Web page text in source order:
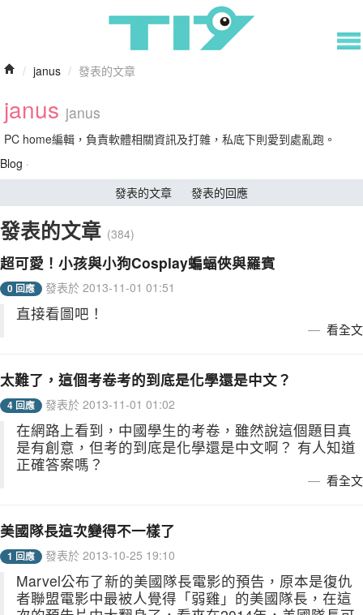
/ janus / 發表的文章
janus janus
PC home編輯，負責軟體相關資訊及打雜，私底下則愛到處亂跑。
Blog ·
發表的文章
發表的回應
發表的文章 (384)
超可愛！小孩與小狗Cosplay蝙蝠俠與羅賓
0 回應 發表於 2013-11-01 01:51
直接看圖吧！
看全文
太難了，這個考卷考的到底是化學還是中文？
4 回應 發表於 2013-11-01 01:02
在網路上看到，中國學生的考卷，雖然說這個題目真
是有創意，但考的到底是化學還是中文啊？ 有人知道
正確答案嗎？
看全文
美國隊長這次變得不一樣了
1 回應 發表於 2013-10-25 19:10
Marvel公布了新的美國隊長電影的預告，原本是復仇
者聯盟電影中最被人覺得「弱雞」的美國隊長，在這